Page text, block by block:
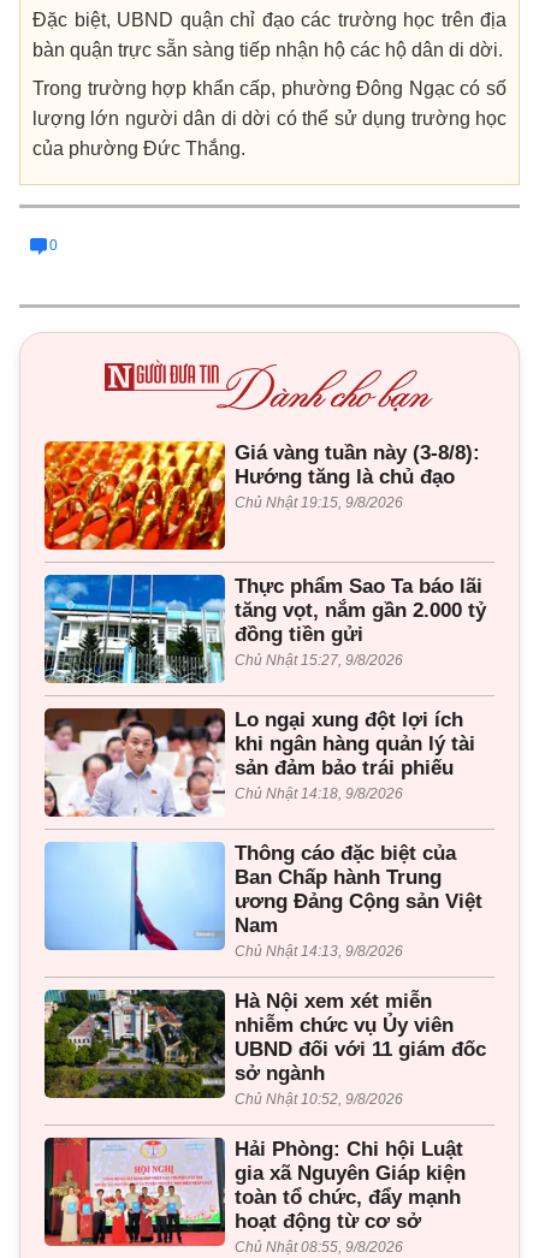
Đặc biệt, UBND quận chỉ đạo các trường học trên địa
bàn quận trực sẵn sàng tiếp nhận hộ các hộ dân di dời.
Trong trường hợp khẩn cấp, phường Đông Ngạc có số
lượng lớn người dân di dời có thể sử dụng trường học
của phường Đức Thắng.
0
Giá vàng tuần này (3-8/8):
Hướng tăng là chủ đạo
Chủ Nhật 19:15, 9/8/2026
Thực phẩm Sao Ta báo lãi
tăng vọt, nắm gần 2.000 tỷ
đồng tiền gửi
Chủ Nhật 15:27, 9/8/2026
Lo ngại xung đột lợi ích
khi ngân hàng quản lý tài
sản đảm bảo trái phiếu
Chủ Nhật 14:18, 9/8/2026
Thông cáo đặc biệt của
Ban Chấp hành Trung
ương Đảng Cộng sản Việt
Nam
Chủ Nhật 14:13, 9/8/2026
Hà Nội xem xét miễn
nhiễm chức vụ Ủy viên
UBND đối với 11 giám đốc
sở ngành
Chủ Nhật 10:52, 9/8/2026
Hải Phòng: Chi hội Luật
gia xã Nguyên Giáp kiện
toàn tổ chức, đẩy mạnh
hoạt động từ cơ sở
Chủ Nhật 08:55, 9/8/2026